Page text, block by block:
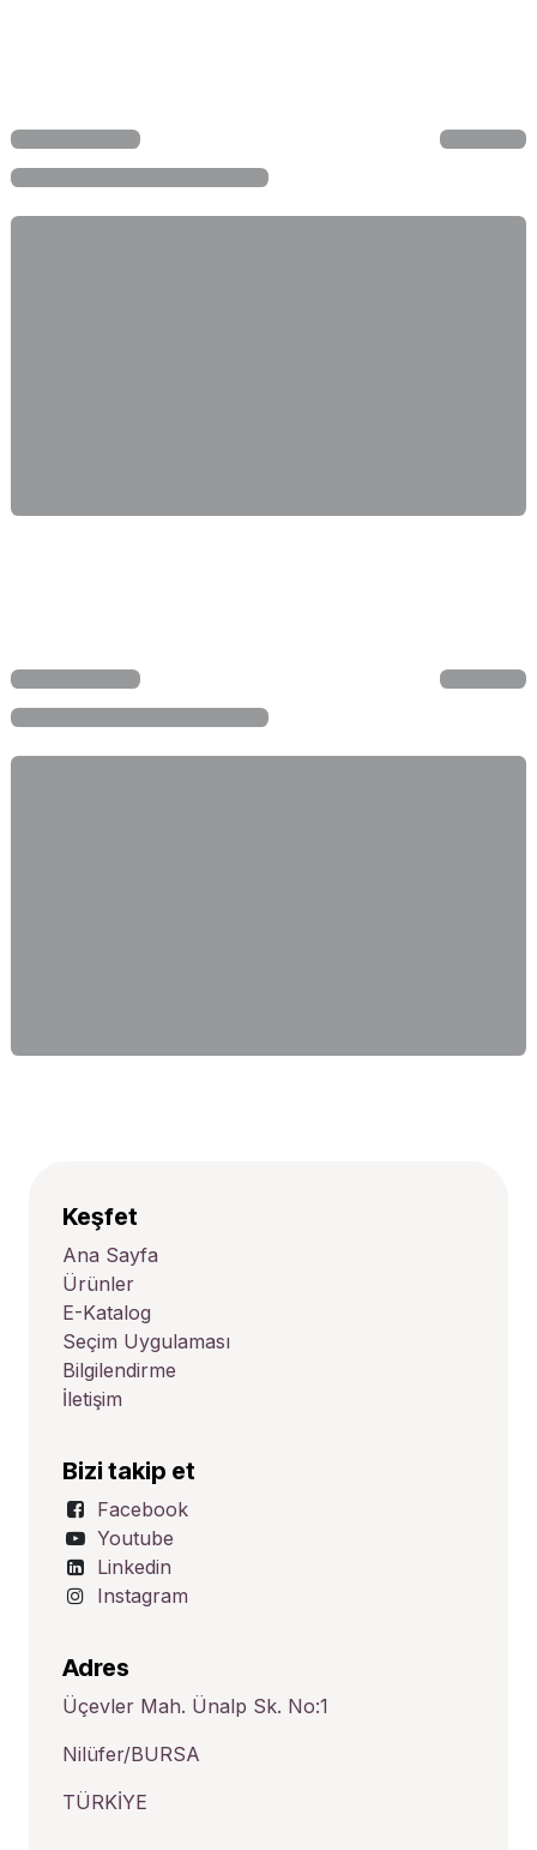
Keşfet
Ana Sayfa
Ürünler
E-Katalog
Seçim Uygulaması
Bilgilendirme
İletişim
Bizi takip et
Facebook
Youtube
Linkedin
Instagram
Adres
Üçevler Mah. Ünalp Sk. No:1
Nilüfer/BURSA
TÜRKİYE